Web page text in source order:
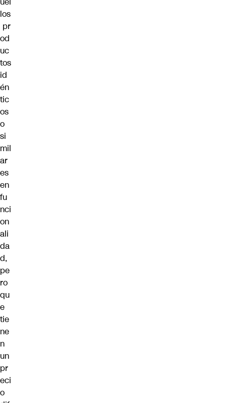
los
pr
od
uc
tos
id
én
tic
os
o
si
mil
ar
es
en
fu
nci
on
ali
da
d,
pe
ro
qu
e
tie
ne
n
un
pr
eci
o